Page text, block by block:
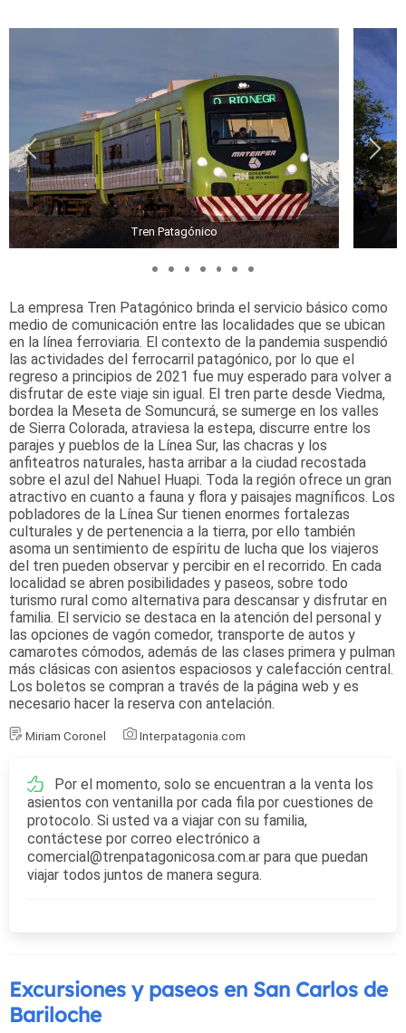
Tren Patagónico
La empresa Tren Patagónico brinda el servicio básico como
medio de comunicación entre las localidades que se ubican
en la línea ferroviaria. El contexto de la pandemia suspendió
las actividades del ferrocarril patagónico, por lo que el
regreso a principios de 2021 fue muy esperado para volver a
disfrutar de este viaje sin igual. El tren parte desde Viedma,
bordea la Meseta de Somuncurá, se sumerge en los valles
de Sierra Colorada, atraviesa la estepa, discurre entre los
parajes y pueblos de la Línea Sur, las chacras y los
anfiteatros naturales, hasta arribar a la ciudad recostada
sobre el azul del Nahuel Huapi. Toda la región ofrece un gran
atractivo en cuanto a fauna y flora y paisajes magníficos. Los
pobladores de la Línea Sur tienen enormes fortalezas
culturales y de pertenencia a la tierra, por ello también
asoma un sentimiento de espíritu de lucha que los viajeros
del tren pueden observar y percibir en el recorrido. En cada
localidad se abren posibilidades y paseos, sobre todo
turismo rural como alternativa para descansar y disfrutar en
familia. El servicio se destaca en la atención del personal y
las opciones de vagón comedor, transporte de autos y
camarotes cómodos, además de las clases primera y pulman
más clásicas con asientos espaciosos y calefacción central.
Los boletos se compran a través de la página web y es
necesario hacer la reserva con antelación.
Miriam Coronel Interpatagonia.com
Por el momento, solo se encuentran a la venta los
asientos con ventanilla por cada fila por cuestiones de
protocolo. Si usted va a viajar con su familia,
contáctese por correo electrónico a
comercial@trenpatagonicosa.com.ar para que puedan
viajar todos juntos de manera segura.
Excursiones y paseos en San Carlos de
Bariloche